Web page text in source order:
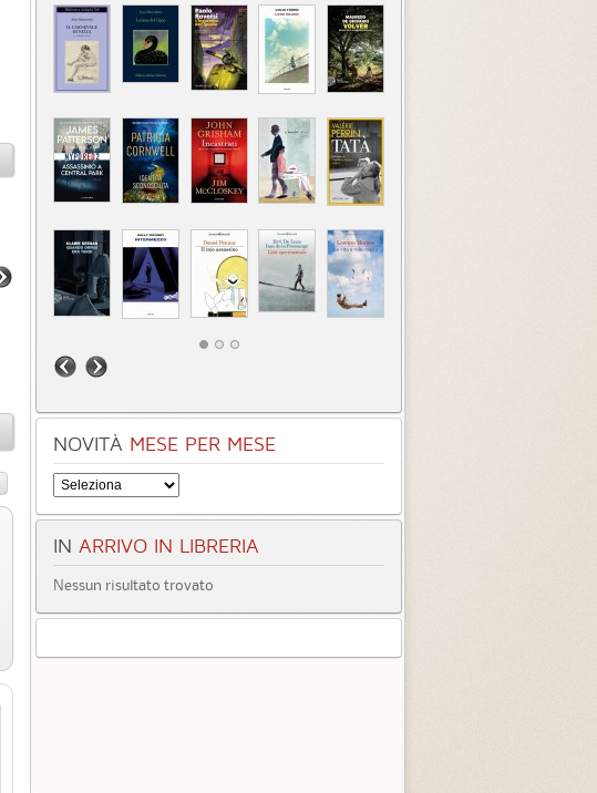
Categoria:Gialli, Thriller, Horror
4.2 (
7)
NOVITÀ MESE PER MESE
IN ARRIVO IN LIBRERIA
Nessun risultato trovato